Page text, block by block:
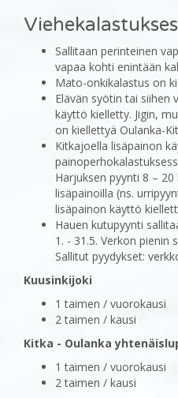
Sallitaan perinteinen
vapaa kohti enintään
Mato-onkikalastus on
Elävän syötin tai siihen
käyttö kielletty. Jigin,
on kiellettyä Oulanka-
Kitkajoella lisäpainon
Harjuksen pyynti 8 –
lisäpainoilla (ns.
lisäpainon käyttö
Hauen kutupyynti
1. - 31.5. Verkon pienin
Sallitut pyydykset:
Kuusinkijoki
1 taimen / vuorokausi
2 taimen / kausi
Kitka - Oulanka
1 taimen / vuorokausi
2 taimen / kausi